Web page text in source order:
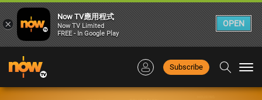
Subscribe
×
Now TV應用程式
Now TV Limited
FREE - In Google Play
OPEN